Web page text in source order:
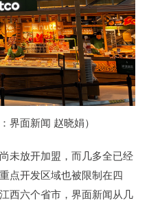
界面新闻 赵晓娟）
未放开加盟，而几多全已经
点开发区域也被限制在四
西六个省市，界面新闻从几